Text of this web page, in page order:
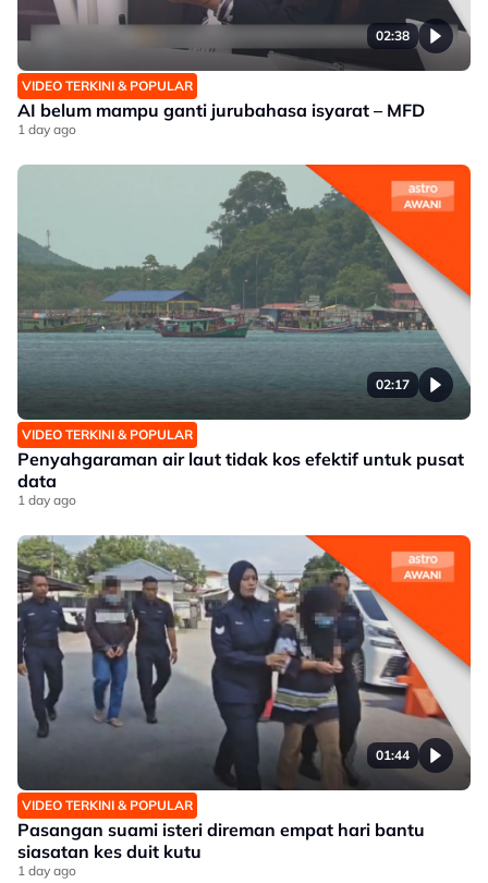
02:38
VIDEO TERKINI & POPULAR
AI belum mampu ganti jurubahasa isyarat – MFD
1 day ago
02:17
VIDEO TERKINI & POPULAR
Penyahgaraman air laut tidak kos efektif untuk pusat
data
1 day ago
01:44
VIDEO TERKINI & POPULAR
Pasangan suami isteri direman empat hari bantu
siasatan kes duit kutu
1 day ago